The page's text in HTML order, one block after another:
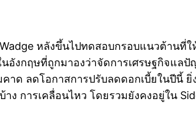
หลังขึ้นไปทดสอบกรอบแนวต้าน
งกฤษที่ถูกมาองว่าจัดการเศรษฐกิจแล
าด ลดโอกาสการปรับลดดอกเบี้ยในปีนี้
ง การเคลื่อนไหว โดยรวมยังคงอยู่ใน